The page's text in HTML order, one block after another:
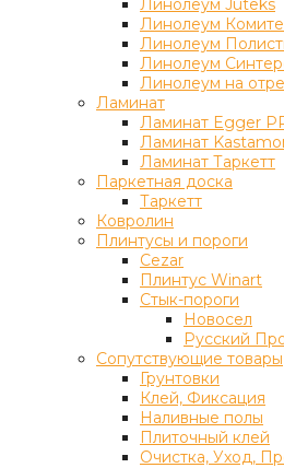
Линолеум Juteks
Линолеум
Линолеум
Линолеум
Линолеум на
Ламинат
Ламинат Egger
Ламинат
Ламинат Таркетт
Паркетная доска
Таркетт
Ковролин
Плинтусы и пороги
Cezar
Плинтус Winart
Стык-пороги
Новосел
Русский
Сопутствующие товары
Грунтовки
Клей, Фиксация
Наливные полы
Плиточный клей
Очистка, Уход,